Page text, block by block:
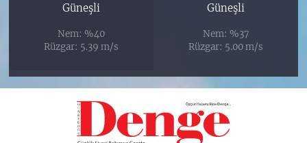
Güneşli
Nem: %40
Rüzgar: 5.39 m/s
Güneşli
Nem: %37
Rüzgar: 5.00 m/s